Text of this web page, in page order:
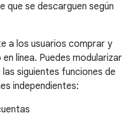
que se descarguen según
a los usuarios comprar y
línea. Puedes modularizar
siguientes funciones de
independientes: